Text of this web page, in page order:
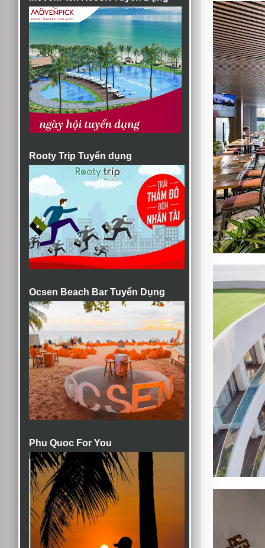
Rooty Trip Tuyển dụng
Ocsen Beach Bar Tuyển Dụng
Phu Quoc For You